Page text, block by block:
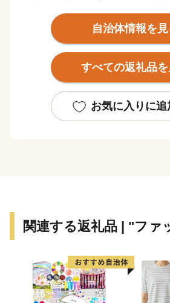
市内には日本経済の発展にも貢献し
伝える産業遺産も数多く残っており
観光や伝統文化行事の保存と継承、
【返礼品のお届け】
い。
【寄附金受領証およびワンストッ
・受領証及びワンストップ特例申
はお振込み後市への収納確認がで
自治体情報を見
すべての返礼品
お気に入りに追
関連する返礼品 | "ファ